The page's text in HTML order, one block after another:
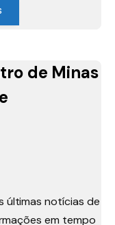
de Minas
últimas notícias de
em tempo